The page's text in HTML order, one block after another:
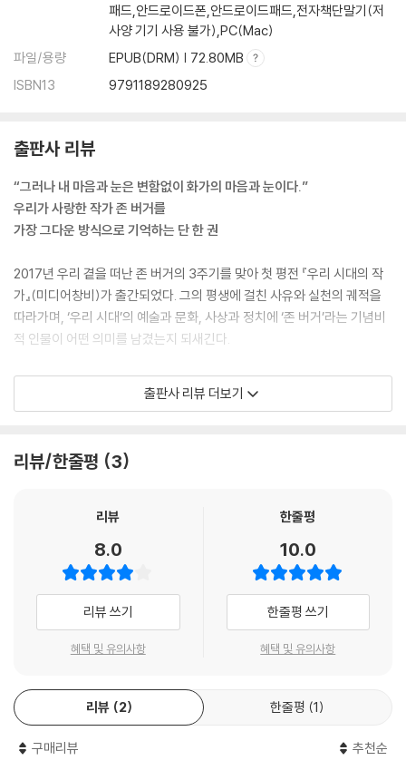
패드,안드로이드폰,안드로이드패드,전자책단말기(저
사양 기기 사용 불가),PC(Mac)
파일/용량
EPUB(DRM) | 72.80MB
ISBN13
9791189280925
출판사 리뷰
“그러나 내 마음과 눈은 변함없이 화가의 마음과 눈이다.”
우리가 사랑한 작가 존 버거를
가장 그다운 방식으로 기억하는 단 한 권
2017년 우리 곁을 떠난 존 버거의 3주기를 맞아 첫 평전 『우리 시대의 작
가』(미디어창비)가 출간되었다. 그의 평생에 걸친 사유와 실천의 궤적을
따라가며, ‘우리 시대’의 예술과 문화, 사상과 정치에 ‘존 버거’라는 기념비
적 인물이 어떤 의미를 남겼는지 되새긴다.
존 버거는 전후 유럽에서 가장 영향력 있는 사상가이자 작가 중 한 사람이
었다. 텔레비전 시리즈 [다른 방식으로 보기]를 통해 우리가 예술을 보는
노동자, 이주자, 억압받고 소외된 이들의 권리와 존엄을 옹호한 그는 언제
려 깊게 조명하는 글이다. 1926년 영국 런던에서 태어나 2017년 프랑스
에서 눈을 감을 때까지 그는 현대 문화와 정치의 한가운데에서 “우리 시대
의 작가”라는 표현에 부끄럽지 않도록 역사 앞에 충실한 삶을 살았다.
이 책은 타계 이후 처음 출간되는 유일한 평전으로, 그의 저작과 사후에 알
촘촘하게 엮으며 버거의 미학적 행보를 종횡으로 조망한다. ‘존 버거’라는
이름이 널리 회자되는 것에 비해 충분히 섬세하게 독해되지 못한 그의 작
업을 다각적으로 살필 수 있는 탁월한 길잡이일뿐더러, 20세기 중반에서
21세기 초에 이르는 유럽의 굵직한 문화적 논쟁의 흐름을 파악하는 데도
출판사 리뷰 더보기
리뷰/한줄평 3
리뷰
8.0
리뷰 쓰기
혜택 및 유의사항
한줄평
10.0
한줄평 쓰기
혜택 및 유의사항
리뷰 2 한줄평 1
구매리뷰 추천순